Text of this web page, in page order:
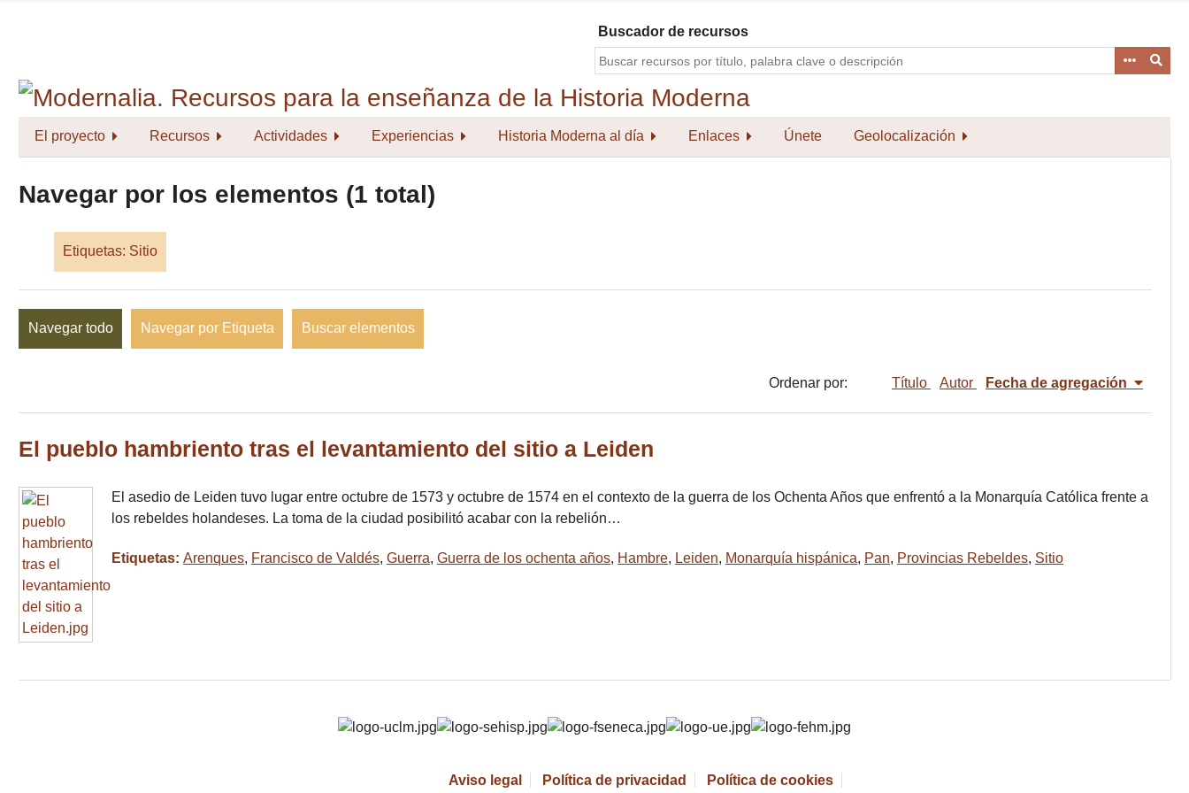
Buscador de recursos
El proyecto Recursos Actividades Experiencias Historia Moderna al día Enlaces Únete Geolocalización
Navegar por los elementos (1 total)
Etiquetas: Sitio
Navegar todo Navegar por Etiqueta Buscar elementos
Ordenar por: Título Autor Fecha de agregación
El pueblo hambriento tras el levantamiento del sitio a Leiden
El asedio de Leiden tuvo lugar entre octubre de 1573 y octubre de 1574 en el contexto de la guerra de los Ochenta Años que enfrentó a la Monarquía Católica frente a
los rebeldes holandeses. La toma de la ciudad posibilitó acabar con la rebelión…
Etiquetas: Arenques, Francisco de Valdés, Guerra, Guerra de los ochenta años, Hambre, Leiden, Monarquía hispánica, Pan, Provincias Rebeldes, Sitio
Aviso legal Política de privacidad Política de cookies